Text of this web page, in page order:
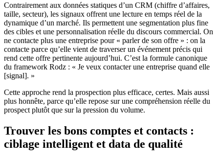
Contrairement aux données statiques d’un CRM (chiffre d’affaires,
taille, secteur), les signaux offrent une lecture en temps réel de la
dynamique d’un marché. Ils permettent une segmentation plus fine
des cibles et une personnalisation réelle du discours commercial. On
ne contacte plus une entreprise pour « parler de son offre » : on la
contacte parce qu’elle vient de traverser un événement précis qui
rend cette offre pertinente aujourd’hui. C’est la formule canonique
du framework Rodz : « Je veux contacter une entreprise quand elle
[signal]. »
Cette approche rend la prospection plus efficace, certes. Mais aussi
plus honnête, parce qu’elle repose sur une compréhension réelle du
prospect plutôt que sur la pression du volume.
Trouver les bons comptes et contacts :
ciblage intelligent et data de qualité